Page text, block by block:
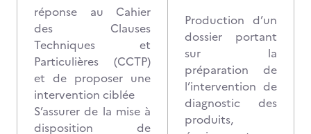
réponse au Cahier
des Clauses
Techniques et
Particulières (CCTP)
et de proposer une
intervention ciblée
S’assurer de la mise à
disposition de
Production d’un
dossier portant
sur la
préparation de
l’intervention de
diagnostic des
produits,